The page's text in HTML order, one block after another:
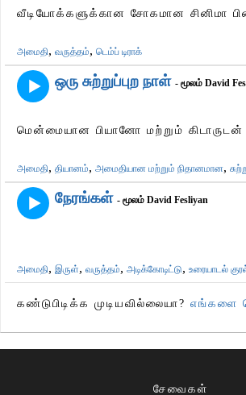
வீடியோக்களுக்கான சோகமான சினிமா
அமைதி, வருத்தம், டெம்ப் டிராக்
ஒரு சுற்றுப்புற நாள் - மூலம் David
மென்மையான பியானோ மற்றும் கிடாருடன்
அமைதி, தியானம், அமைதியான மற்றும் நிதானமான,
நேரங்கள் - மூலம் David Fesliyan
அமைதி, இருள், வருத்தம், அடிக்கோடிட்டு, உரையாடல்
கண்டுபிடிக்க முடியவில்லையா? எங்களை
சேவைகள்